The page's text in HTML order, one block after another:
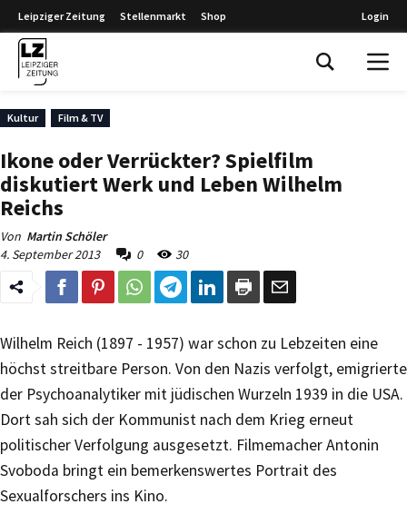
Leipziger Zeitung Stellenmarkt Shop Login
Kultur Film & TV
Ikone oder Verrückter? Spielfilm
diskutiert Werk und Leben Wilhelm
Reichs
Von Martin Schöler
4. September 2013
0 30
Wilhelm Reich (1897 - 1957) war schon zu Lebzeiten eine
höchst streitbare Person. Von den Nazis verfolgt, emigrierte
der Psychoanalytiker mit jüdischen Wurzeln 1939 in die USA.
Dort sah sich der Kommunist nach dem Krieg erneut
politischer Verfolgung ausgesetzt. Filmemacher Antonin
Svoboda bringt ein bemerkenswertes Portrait des
Sexualforschers ins Kino.